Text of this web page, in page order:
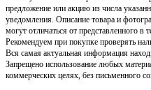
предложение или акцию из числа
уведомления. Описание товара и
могут отличаться от представленного в
Рекомендуем при покупке проверять
Вся самая актуальная информация
Запрещено использование любых
коммерческих целях, без письменного